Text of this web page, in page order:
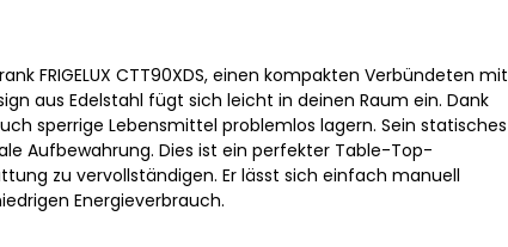
FRIGELUX CTT90XDS, einen kompakten Verbündeten mit
aus Edelstahl fügt sich leicht in deinen Raum ein. Dank
sperrige Lebensmittel problemlos lagern. Sein statisches
Aufbewahrung. Dies ist ein perfekter Table-Top-
zu vervollständigen. Er lässt sich einfach manuell
Energieverbrauch.